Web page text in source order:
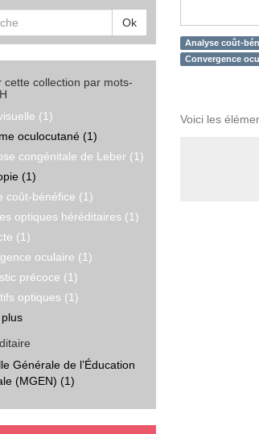
Ok
cette collection par mots-
(1)
oculocutané (1)
congénitale de Leber (1)
(1)
coût-bénéfice (1)
optiques héréditaires (1)
(1)
oculaire (1)
précoce (1)
optiques (1)
plus
Générale de l’Éducation
(MGEN) (1)
Analyse coût-
Convergence
Voici les